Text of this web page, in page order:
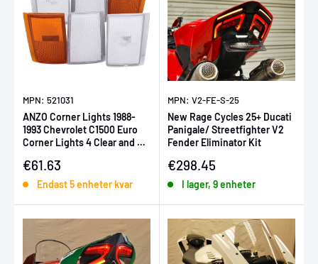
MPN: 521031
ANZO Corner Lights 1988-
1993 Chevrolet C1500 Euro
Corner Lights 4 Clear and 2
Försäljningspris
€61.63
Endast 5 enheter kvar
MPN: V2-FE-S-25
New Rage Cycles 25+ Ducati
Panigale/ Streetfighter V2
Fender Eliminator Kit
Försäljningspris
€298.45
I lager, 9 enheter